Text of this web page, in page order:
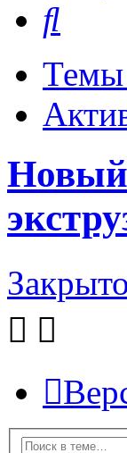
Темы
Новый
Закрыто